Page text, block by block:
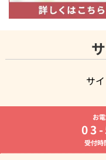
サ
よく贈られる花
お
8月の誕生花(トルコキ
お供え・お悔
通夜
ーブドフラワー
季節の
お
受付